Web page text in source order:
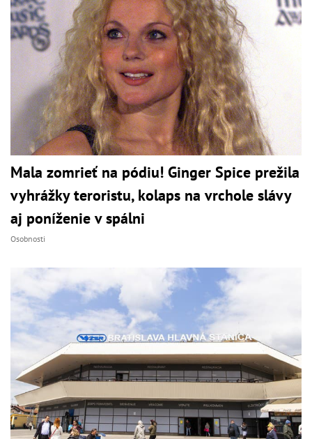
Mala zomrieť na pódiu! Ginger Spice prežila
vyhrážky teroristu, kolaps na vrchole slávy
aj poníženie v spálni
Osobnosti